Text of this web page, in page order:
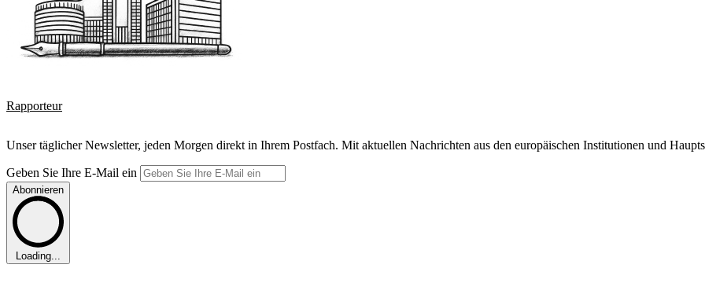
Rapporteur
Unser täglicher Newsletter, jeden Morgen direkt in Ihrem Postfach. Mit aktuellen Nachrichten aus den europäischen Institutionen und
Geben Sie Ihre E-Mail ein
Abonnieren
Loading...